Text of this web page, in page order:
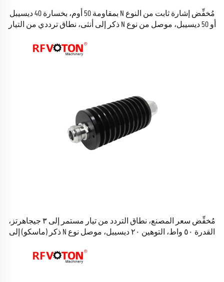
مُخفِّض إشارة ثابت من النوع N بمقاومة 50 أوم، بخسارة 40 ديسيبل
أو 50 ديسيبل، موصل من نوع N ذكر إلى أنثى، نطاق ترددي من التيار
مُخفِّض سعر المصنع، نطاق التردد من تيار مستمر إلى ٣ جيجاهرتز،
القدرة ٥٠ واط، التوهين ٢٠ ديسيبل، موصل نوع N ذكر (ماسكو) إلى